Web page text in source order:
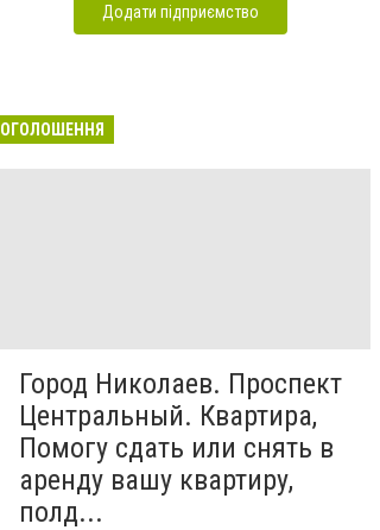
Додати підприємство
ОГОЛОШЕННЯ
Город Николаев. Проспект
Центральный. Квартира,
Помогу сдать или снять в
аренду вашу квартиру,
полд...